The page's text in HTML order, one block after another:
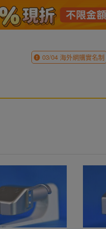
03/04海外網購實名制